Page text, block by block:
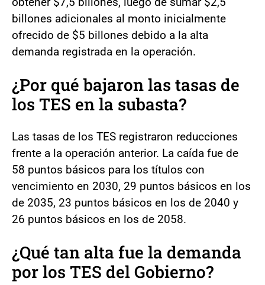
billones adicionales al monto inicialmente
ofrecido de $5 billones debido a la alta
demanda registrada en la operación.
¿Por qué bajaron las tasas de
los TES en la subasta?
Las tasas de los TES registraron reducciones
frente a la operación anterior. La caída fue de
58 puntos básicos para los títulos con
vencimiento en 2030, 29 puntos básicos en los
de 2035, 23 puntos básicos en los de 2040 y
26 puntos básicos en los de 2058.
¿Qué tan alta fue la demanda
por los TES del Gobierno?